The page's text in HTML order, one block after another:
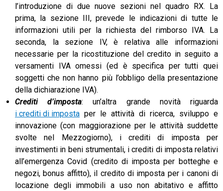
l’introduzione di due nuove sezioni nel quadro RX. La
prima, la sezione III, prevede le indicazioni di tutte le
informazioni utili per la richiesta del rimborso IVA. La
seconda, la sezione IV, è relativa alle informazioni
necessarie per la ricostituzione del credito in seguito a
versamenti IVA omessi (ed è specifica per tutti quei
soggetti che non hanno più l’obbligo della presentazione
della dichiarazione IVA).
Crediti d’imposta: un’altra grande novità riguarda
i crediti di imposta per le attività di ricerca, sviluppo e
innovazione (con maggiorazione per le attività suddette
svolte nel Mezzogiorno), i crediti di imposta per
investimenti in beni strumentali, i crediti di imposta relativi
all’emergenza Covid (credito di imposta per botteghe e
negozi, bonus affitto), il credito di imposta per i canoni di
locazione degli immobili a uso non abitativo e affitto